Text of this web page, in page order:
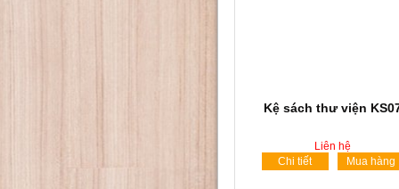
Kệ sách thư viện
Liên hệ
Chi tiết
Mua hàng